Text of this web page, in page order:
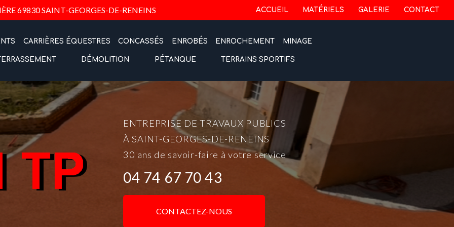
69830 SAINT-GEORGES-DE-RENEINS Navigation secondaire
ACCUEIL MATÉRIELS GALERIE CONTACT
CARRIÈRES ÉQUESTRES CONCASSÉS ENROBÉS ENROCHEMENT MINAGE
DÉMOLITION PÉTANQUE TERRAINS SPORTIFS
ENTREPRISE DE TRAVAUX PUBLICS
À SAINT-GEORGES-DE-RENEINS
30 ans de savoir-faire à votre service
04 74 67 70 43
CONTACTEZ-NOUS